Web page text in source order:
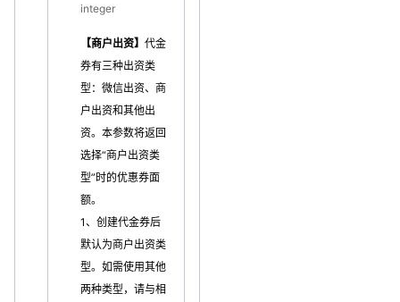
integer
【商户出资】 代金
券有三种出资类
型：微信出资、商
户出资和其他出
资。本参数将返回
选择“商户出资类
型”时的优惠券面
额。
1、创建代金券后
默认为商户出资类
型。如需使用其他
两种类型，请与相